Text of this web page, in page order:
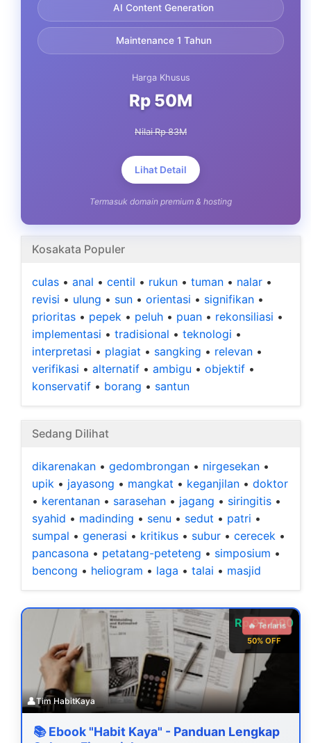
AI Content Generation
Maintenance 1 Tahun
Harga Khusus
Rp 50M
Nilai Rp 83M
Lihat Detail
Termasuk domain premium & hosting
Kosakata Populer
culas • anal • centil • rukun • tuman • nalar •
revisi • ulung • sun • orientasi • signifikan •
prioritas • pepek • peluh • puan • rekonsiliasi •
implementasi • tradisional • teknologi •
interpretasi • plagiat • sangking • relevan •
verifikasi • alternatif • ambigu • objektif •
konservatif • borang • santun
Sedang Dilihat
dikarenakan • gedombrongan • nirgesekan •
upik • jayasong • mangkat • keganjilan • doktor
• kerentanan • sarasehan • jagang • siringitis •
syahid • madinding • senu • sedut • patri •
sumpal • generasi • kritikus • subur • cerecek •
pancasona • petatang-peteteng • simposium •
bencong • heliogram • laga • talai • masjid
Rp 99.000
50% OFF
🔥 Terlaris
👤Tim HabitKaya
📚 Ebook "Habit Kaya" - Panduan Lengkap